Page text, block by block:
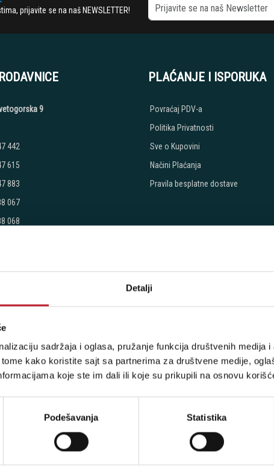
Detalji
sadržaja i oglasa, pružanje funkcija društvenih medija i
kako koristite sajt sa partnerima za društvene medije,
koje ste im dali ili koje su prikupili na osnovu
Podešavanja Statistika
prijavite se na naš NEWSLETTER!
9
442
615
883
067
068
Petak: 9:00 - 20:00
- 17:00
- Milutina Milankovića 120D
7776
Petak: 9:00 - 20:00
- 17:00
PLAĆANJE I ISPORUKA
Povraćaj PDV-a
Politika Privatnosti
Sve o Kupovini
Načini Plaćanja
Pravila besplatne dostave